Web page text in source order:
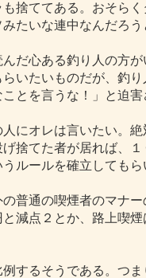
捨ててある。おそら
みたいな連中なんだろ
だ心ある釣り人の方
いたいものだが、釣
とを言うな！」と迫
にオレは言いたい。
捨てた者が居れば、
ルールを確立しても
普通の喫煙者のマナ
減点２とか、路上喫
するそうである。つ